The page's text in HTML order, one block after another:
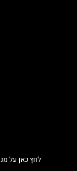
לחץ כאן על